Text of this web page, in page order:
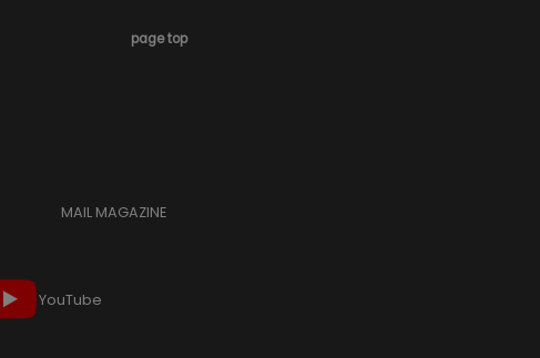
page top
MAIL MAGAZINE
YouTube